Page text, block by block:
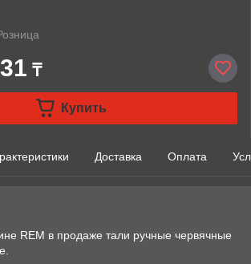
₸
Купить
Доставка Оплата
REM в продаже тали ручные червячные